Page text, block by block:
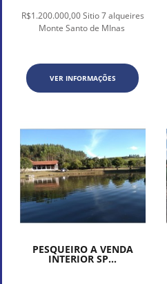
R$1.200.000,00 Sitio 7 alqueires
Monte Santo de MInas
VER INFORMAÇÕES
PESQUEIRO A VENDA
INTERIOR SP...